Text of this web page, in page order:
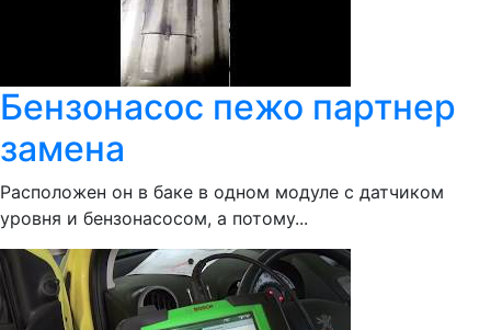
Бензонасос пежо партнер
замена
Расположен он в баке в одном модуле с датчиком
уровня и бензонасосом, а потому...